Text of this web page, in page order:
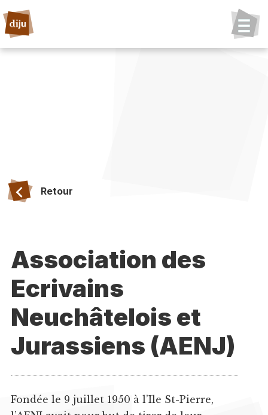
Retour
Association des
Ecrivains
Neuchâtelois et
Jurassiens (AENJ)
Fondée le 9 juillet 1950 à l’Ile St-Pierre,